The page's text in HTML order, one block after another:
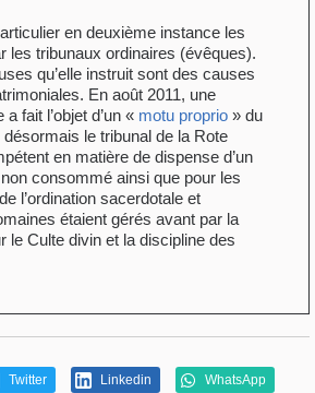
en deuxième instance les
les tribunaux ordinaires (évêques).
qu’elle instruit sont des causes
En août 2011, une
fait l’objet d’un « motu proprio » du
le tribunal de la Rote
en matière de dispense d’un
consommé ainsi que pour les
l’ordination sacerdotale et
étaient gérés avant par la
le Culte divin et la discipline des
Twitter Linkedin WhatsApp